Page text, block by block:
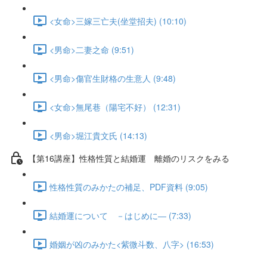
<女命>三嫁三亡夫(坐堂招夫) (10:10)
<男命>二妻之命 (9:51)
<男命>傷官生財格の生意人 (9:48)
<女命>無尾巷（陽宅不好） (12:31)
<男命>堀江貴文氏 (14:13)
【第16講座】性格性質と結婚運 離婚のリスクをみる
性格性質のみかたの補足、PDF資料 (9:05)
結婚運について －はじめに― (7:33)
婚姻が凶のみかた<紫微斗数、八字> (16:53)